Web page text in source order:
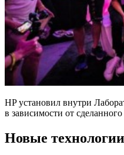
HP установил внутри
в зависимости от
Новые